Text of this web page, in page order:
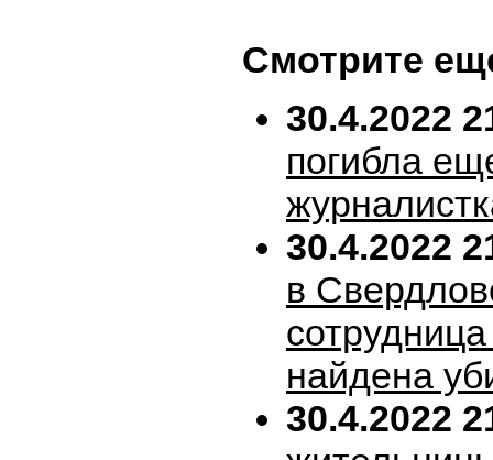
Смотрите
30.4.2022
погибла
30.4.2022
в
найдена
30.4.2022